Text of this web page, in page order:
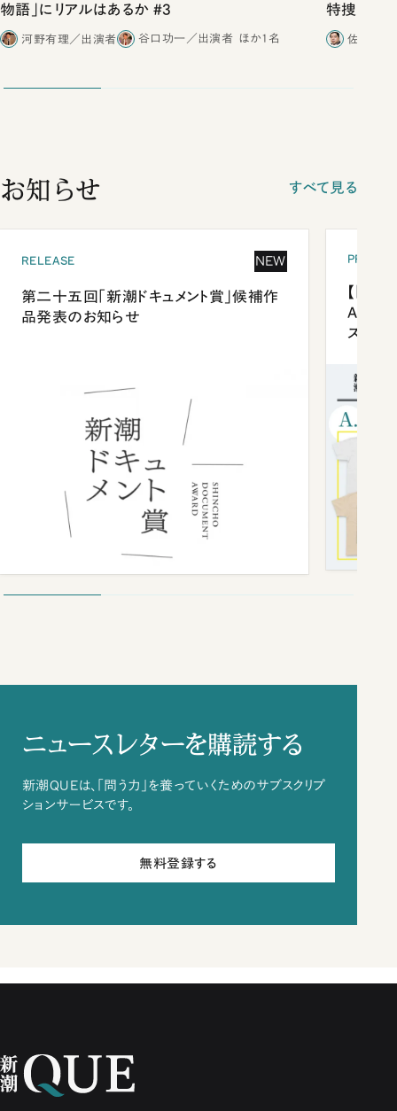
物語」にリアルはあるか #3
河野有理／出演者 谷口功一／出演者 ほか1名
特捜取調
合ったこと
佐藤優
お知らせ すべて見る
RELEASE NEW
第二十五回「新潮ドキュメント賞」候補作
品発表のお知らせ
【「新
ズプレ
ニュースレターを購読する
新潮QUEは、「問う力」を養っていくためのサブスクリプ
ションサービスです。
無料登録する